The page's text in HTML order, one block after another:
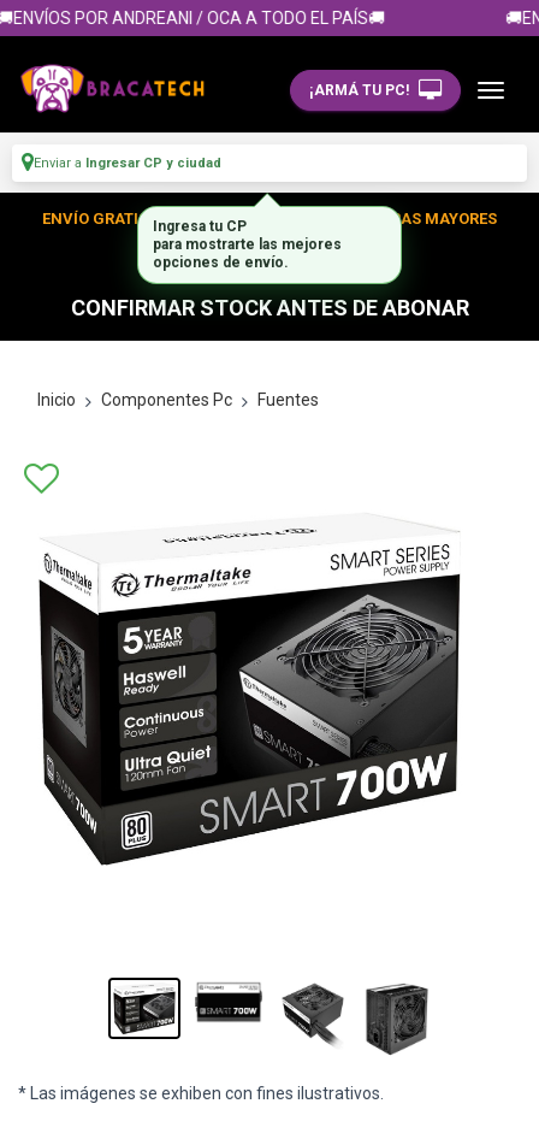
POR ANDREANI / OCA A TODO EL PAÍS🚚
¡ARMÁ TU PC!
Enviar a Ingresar CP y ciudad
ENVÍO GRATIS DENTRO DE CABA EN TUS COMPRAS MAYORES
A $300.000
CONFIRMAR STOCK ANTES DE ABONAR
Inicio Componentes Pc Fuentes
* Las imágenes se exhiben con fines ilustrativos.